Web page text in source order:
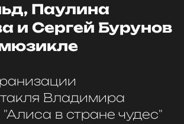
Паулина
и Сергей Бурунов
Владимира
в стране чудес"